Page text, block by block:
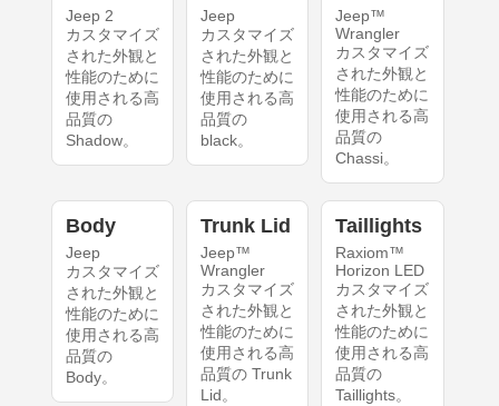
Jeep 2
カスタマイズ
された外観と
性能のために
使用される高
品質の
Shadow。
Jeep
カスタマイズ
された外観と
性能のために
使用される高
品質の
black。
Jeep™
Wrangler
カスタマイズ
された外観と
性能のために
使用される高
品質の
Chassi。
Body
Jeep
カスタマイズ
された外観と
性能のために
使用される高
品質の
Body。
Trunk Lid
Jeep™
Wrangler
カスタマイズ
された外観と
性能のために
使用される高
品質の Trunk
Lid。
Taillights
Raxiom™
Horizon LED
カスタマイズ
された外観と
性能のために
使用される高
品質の
Taillights。